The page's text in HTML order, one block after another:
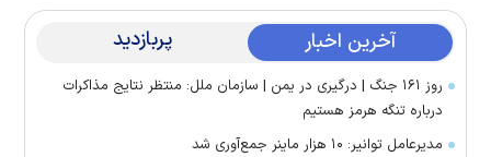
آخرین اخبار پربازدید
روز ۱۶۱ جنگ | درگیری در یمن | سازمان ملل: منتظر نتایج مذاکرات
درباره تنگه هرمز هستیم
مدیرعامل توانیر: ۱۰ هزار ماینر جمع‌آوری شد